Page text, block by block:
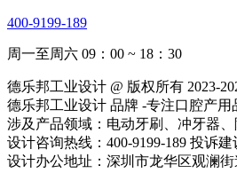
400-9199-189
周一至周六 09：00 ~ 18：30
德乐邦工业设计 @ 版权所有 2023-
德乐邦工业设计 品牌 -专注口腔产
涉及产品领域：电动牙刷、冲牙器
设计咨询热线：400-9199-189 投诉建
设计办公地址：深圳市龙华区观澜